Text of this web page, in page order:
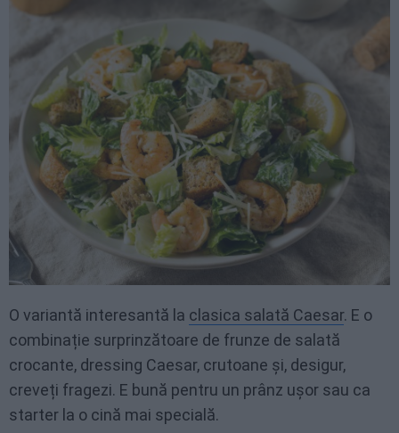
O variantă interesantă la clasica salată Caesar. E o
combinație surprinzătoare de frunze de salată
crocante, dressing Caesar, crutoane și, desigur,
creveți fragezi. E bună pentru un prânz ușor sau ca
starter la o cină mai specială.